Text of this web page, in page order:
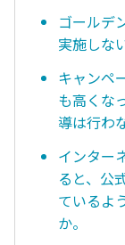
ゴールデ
実施しな
キャンペ
も高くな
導は行わ
インター
ると、公
ているよ
か。